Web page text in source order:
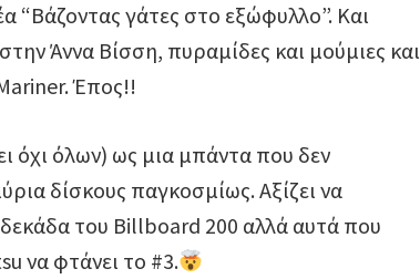
“Βάζοντας γάτες στο εξώφυλλο”. Και
Άννα Βίσση, πυραμίδες και μούμιες και
Έπος!!
όχι όλων) ως μια μπάντα που δεν
δίσκους παγκοσμίως. Αξίζει να
του Billboard 200 αλλά αυτά που
να φτάνει το #3.